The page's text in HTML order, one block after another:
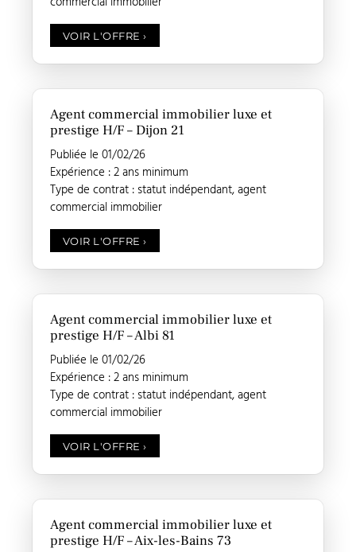
VOIR L'OFFRE›
Agent commercial immobilier luxe et
prestige H/F – Dijon 21
Publiée le 01/02/26
Expérience : 2 ans minimum
Type de contrat : statut indépendant, agent
commercial immobilier
VOIR L'OFFRE›
Agent commercial immobilier luxe et
prestige H/F – Albi 81
Publiée le 01/02/26
Expérience : 2 ans minimum
Type de contrat : statut indépendant, agent
commercial immobilier
VOIR L'OFFRE›
Agent commercial immobilier luxe et
prestige H/F – Aix-les-Bains 73